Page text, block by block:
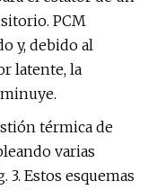
PCM
y, debido al
latente, la
térmica de
varias
Estos esquemas